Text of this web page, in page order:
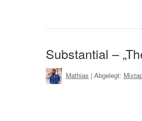
Substantial –
Mathias | Abgelegt: